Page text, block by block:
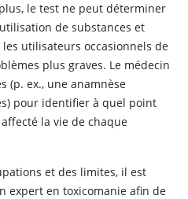
le test ne peut déterminer
de substances et
utilisateurs occasionnels de
plus graves. Le médecin
(p. ex., une anamnèse
pour identifier à quel point
la vie de chaque
et des limites, il est
expert en toxicomanie afin de